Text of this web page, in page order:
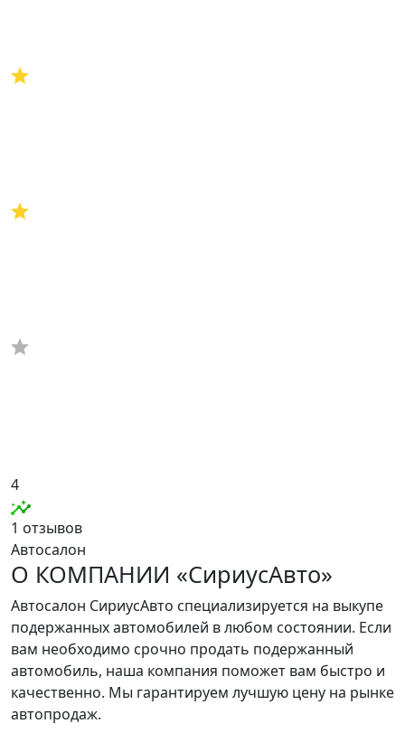
4
1 отзывов
Автосалон
О КОМПАНИИ «СириусАвто»
Автосалон СириусАвто специализируется на выкупе
подержанных автомобилей в любом состоянии. Если
вам необходимо срочно продать подержанный
автомобиль, наша компания поможет вам быстро и
качественно. Мы гарантируем лучшую цену на рынке
автопродаж.